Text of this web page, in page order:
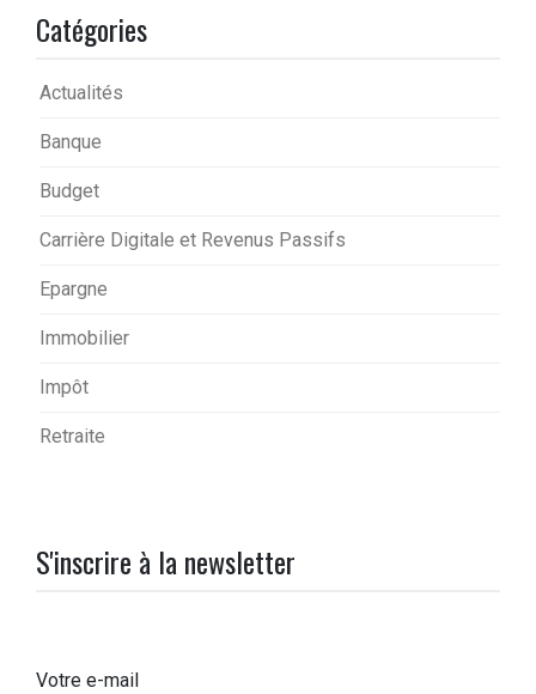
Catégories
Actualités
Banque
Budget
Carrière Digitale et Revenus Passifs
Epargne
Immobilier
Impôt
Retraite
S'inscrire à la newsletter
Votre e-mail